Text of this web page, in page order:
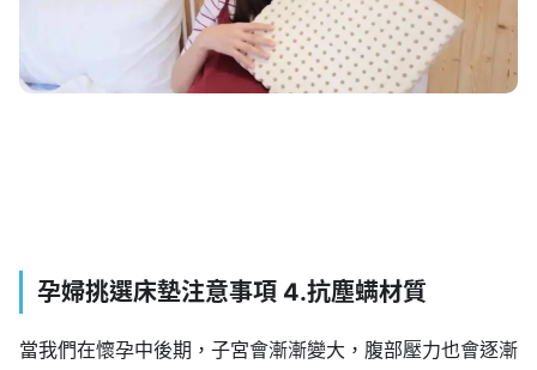
孕婦挑選床墊注意事項 4.抗塵螨材質
當我們在懷孕中後期，子宮會漸漸變大，腹部壓力也會逐漸